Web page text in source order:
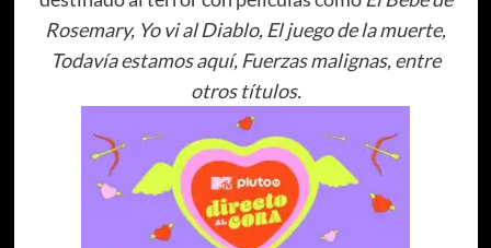
Rosemary, Yo vi al Diablo, El juego de la muerte,
Todavía estamos aquí, Fuerzas malignas, entre
otros títulos.